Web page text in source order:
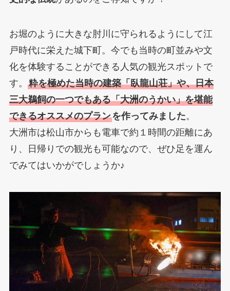
お堀のように大きな肘川に守られるようにして江
戸時代に栄えた城下町。今でも当時の町並みや文
化を体験することができる人気の観光スポットで
す。 粋を極めた当時の建築「臥龍山荘」や、日本
三大鵜飼の一つでもある「大洲のうかい」を堪能
できるオススメのプランを作ってみました。
大洲市は松山市からも電車で約１時間の距離にあ
り、日帰りでの観光も可能なので、ぜひ足を運ん
でみてはいかがでしょうか♪